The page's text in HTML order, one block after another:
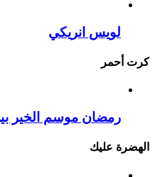
لويس انريكي
كرت أحمر
رمضان موسم الخير بين
الهضرة عليك